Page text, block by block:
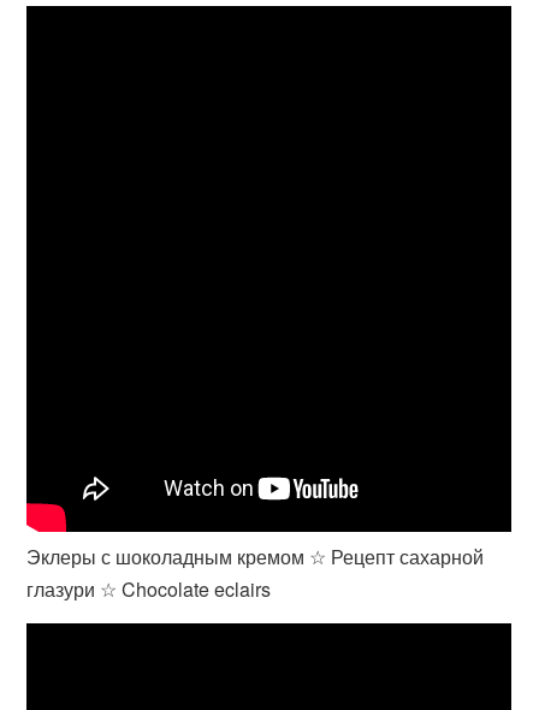
Эклеры с шоколадным кремом ☆ Рецепт сахарной
глазури ☆ Chocolate eclairs